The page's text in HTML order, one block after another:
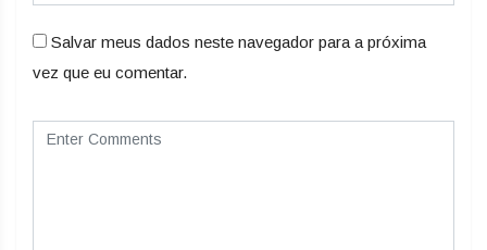
Salvar meus dados neste navegador para a próxima
vez que eu comentar.